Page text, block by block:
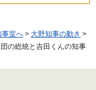
事室へ > 大野知事の動き >
の総統と吉田くんの知事